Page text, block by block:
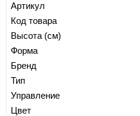
Артикул
Код товара
Высота (см)
Форма
Бренд
Тип
Управление
Цвет